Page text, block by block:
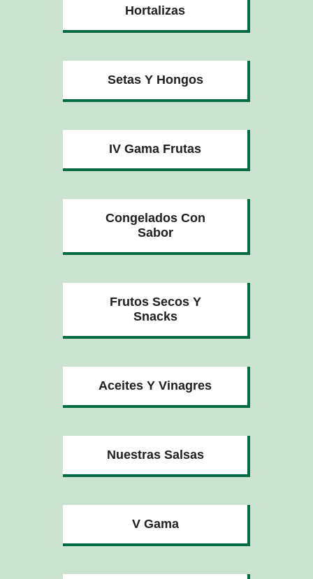
Hortalizas
Setas Y Hongos
IV Gama Frutas
Congelados Con
Sabor
Frutos Secos Y
Snacks
Aceites Y Vinagres
Nuestras Salsas
V Gama